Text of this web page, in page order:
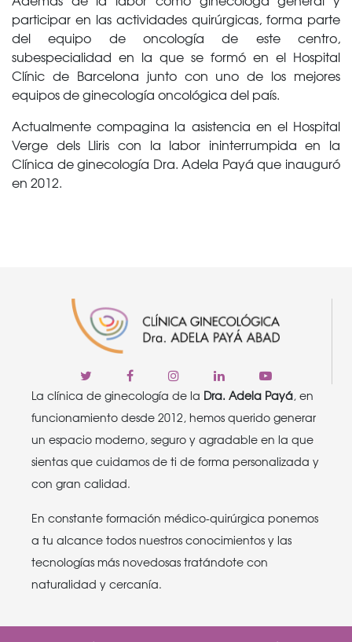
participar en las actividades quirúrgicas, forma parte
del equipo de oncología de este centro,
subespecialidad en la que se formó en el Hospital
Clínic de Barcelona junto con uno de los mejores
equipos de ginecología oncológica del país.
Actualmente compagina la asistencia en el Hospital
Verge dels Lliris con la labor ininterrumpida en la
Clínica de ginecología Dra. Adela Payá que inauguró
en 2012.
La clínica de ginecología de la Dra. Adela Payá, en
funcionamiento desde 2012, hemos querido generar
un espacio moderno, seguro y agradable en la que
sientas que cuidamos de ti de forma personalizada y
con gran calidad.
En constante formación médico-quirúrgica ponemos
a tu alcance todos nuestros conocimientos y las
tecnologías más novedosas tratándote con
naturalidad y cercanía.